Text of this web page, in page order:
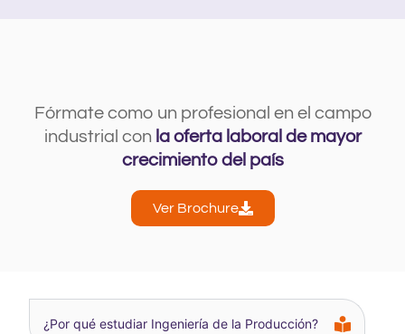
Fórmate como un profesional en el campo
industrial con la oferta laboral de mayor
crecimiento del país
Ver Brochure
¿Por qué estudiar Ingeniería de la Producción?